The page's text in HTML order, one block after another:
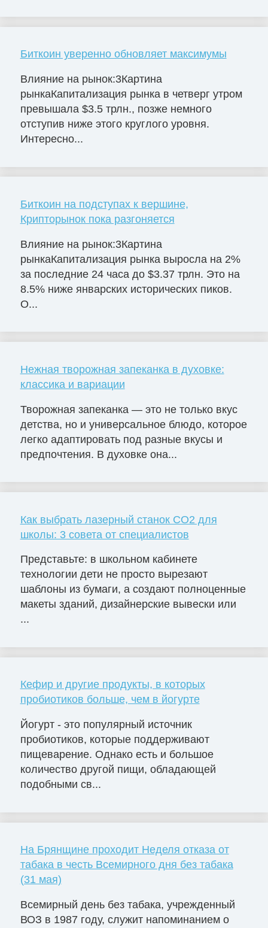
Биткоин уверенно обновляет максимумы
Влияние на рынок:3Картина
рынкаКапитализация рынка в четверг утром
превышала $3.5 трлн., позже немного
отступив ниже этого круглого уровня.
Интересно...
Биткоин на подступах к вершине,
Крипторынок пока разгоняется
Влияние на рынок:3Картина
рынкаКапитализация рынка выросла на 2%
за последние 24 часа до $3.37 трлн. Это на
8.5% ниже январских исторических пиков.
О...
Нежная творожная запеканка в духовке:
классика и вариации
Творожная запеканка — это не только вкус
детства, но и универсальное блюдо, которое
легко адаптировать под разные вкусы и
предпочтения. В духовке она...
Как выбрать лазерный станок СО2 для
школы: 3 совета от специалистов
Представьте: в школьном кабинете
технологии дети не просто вырезают
шаблоны из бумаги, а создают полноценные
макеты зданий, дизайнерские вывески или
...
Кефир и другие продукты, в которых
пробиотиков больше, чем в йогурте
Йогурт - это популярный источник
пробиотиков, которые поддерживают
пищеварение. Однако есть и большое
количество другой пищи, обладающей
подобными св...
На Брянщине проходит Неделя отказа от
табака в честь Всемирного дня без табака
(31 мая)
Всемирный день без табака, учрежденный
ВОЗ в 1987 году, служит напоминанием о